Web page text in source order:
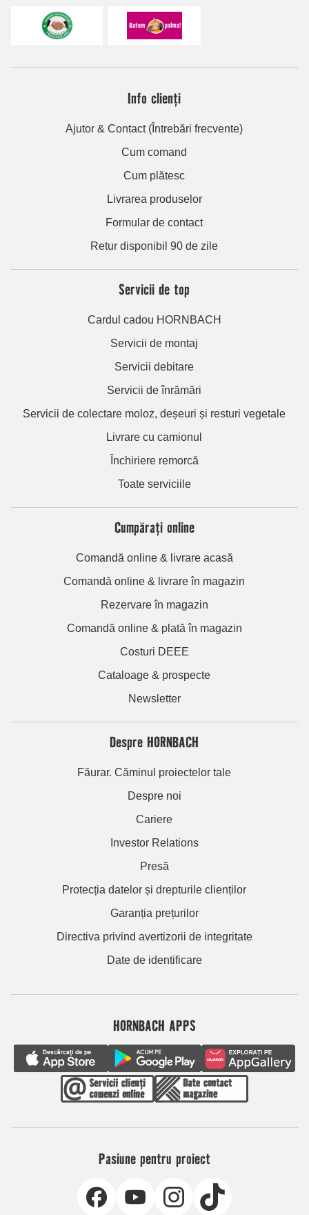
Info clienți
Ajutor & Contact (Întrebări frecvente)
Cum comand
Cum plătesc
Livrarea produselor
Formular de contact
Retur disponibil 90 de zile
Servicii de top
Cardul cadou HORNBACH
Servicii de montaj
Servicii debitare
Servicii de înrămări
Servicii de colectare moloz, deșeuri și resturi vegetale
Livrare cu camionul
Închiriere remorcă
Toate serviciile
Cumpărați online
Comandă online & livrare acasă
Comandă online & livrare în magazin
Rezervare în magazin
Comandă online & plată în magazin
Costuri DEEE
Cataloage & prospecte
Newsletter
Despre HORNBACH
Făurar. Căminul proiectelor tale
Despre noi
Cariere
Investor Relations
Presă
Protecția datelor și drepturile clienților
Garanția prețurilor
Directiva privind avertizorii de integritate
Date de identificare
HORNBACH APPS
Pasiune pentru proiect